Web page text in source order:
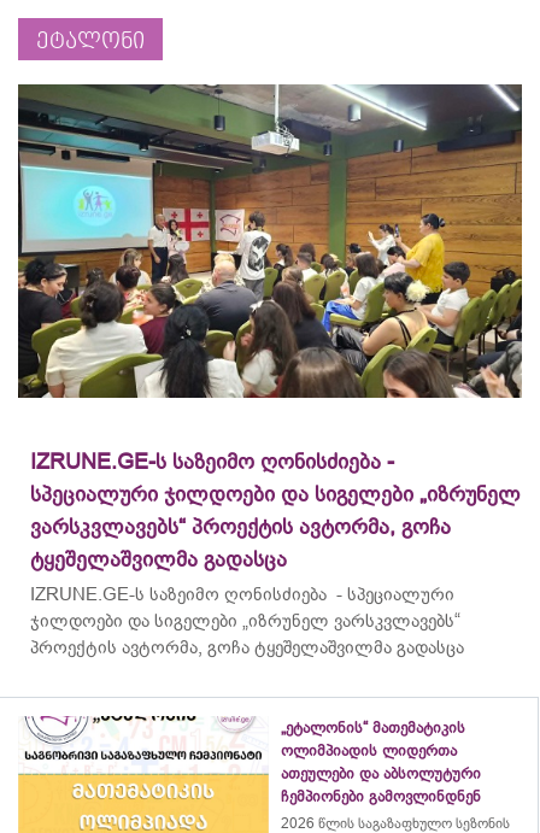
ეტალონი
IZRUNE.GE-ს საზეიმო ღონისძიება -
სპეციალური ჯილდოები და სიგელები „იზრუნელ
ვარსკვლავებს“ პროექტის ავტორმა, გოჩა
ტყეშელაშვილმა გადასცა
IZRUNE.GE-ს საზეიმო ღონისძიება - სპეციალური
ჯილდოები და სიგელები „იზრუნელ ვარსკვლავებს“
პროექტის ავტორმა, გოჩა ტყეშელაშვილმა გადასცა
„ეტალონის“ მათემატიკის
ოლიმპიადის ლიდერთა
ათეულები და აბსოლუტური
ჩემპიონები გამოვლინდნენ
2026 წლის საგაზაფხულო სეზონის